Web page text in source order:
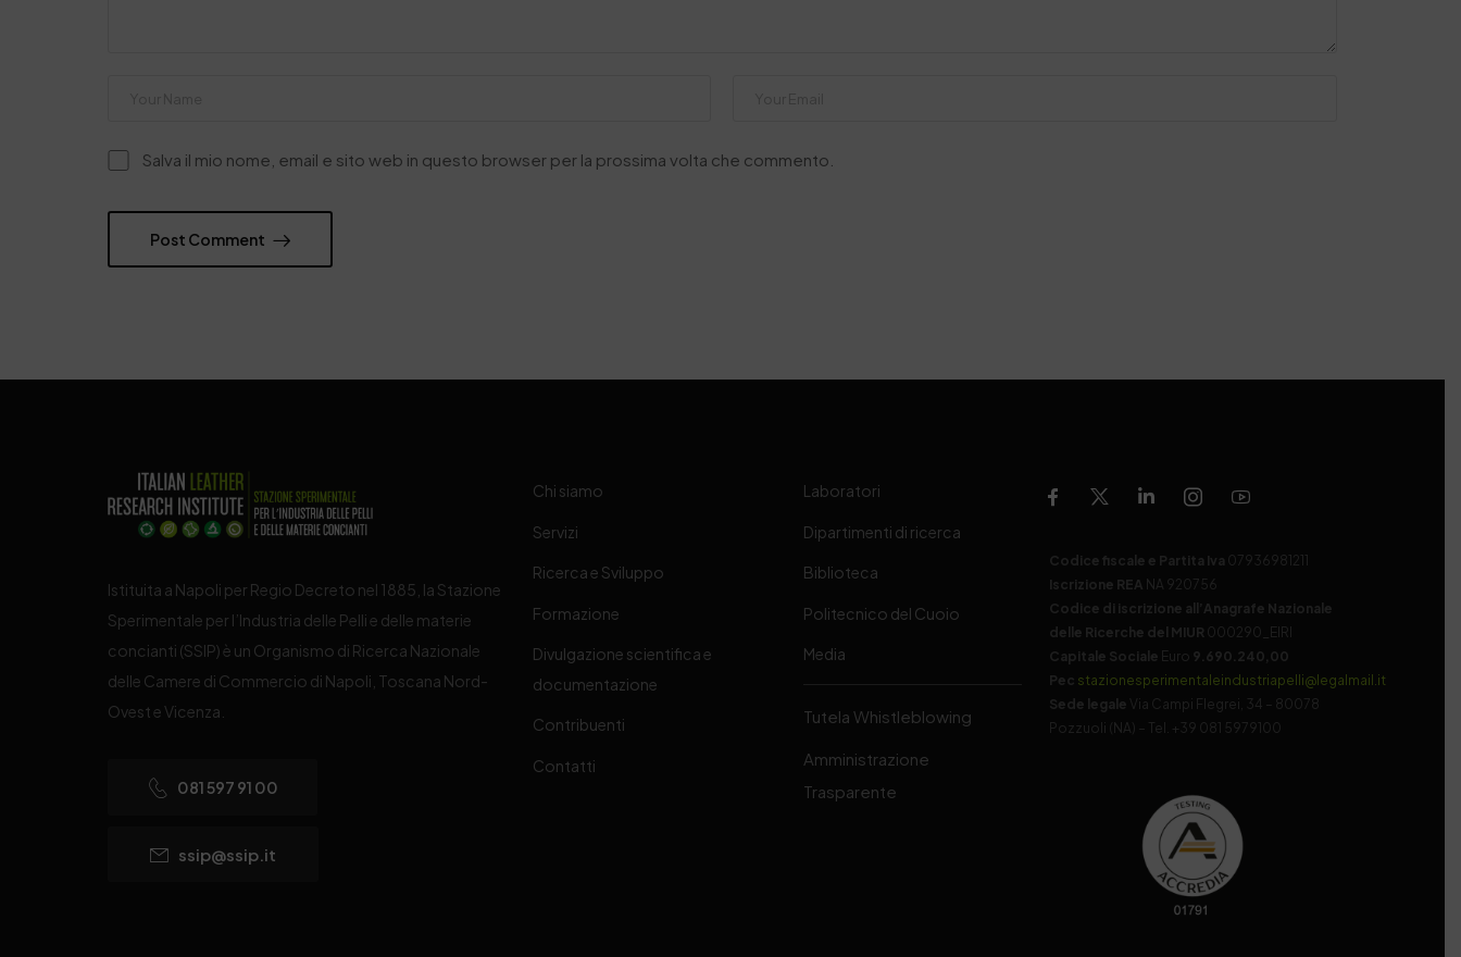
Salva il mio nome, email e sito web in questo browser per la prossima volta che commento.
Post Comment
Istituita a Napoli per Regio Decreto nel 1885, la Stazione
Sperimentale per l’Industria delle Pelli e delle materie
concianti (SSIP) è un Organismo di Ricerca Nazionale
delle Camere di Commercio di Napoli, Toscana Nord-
Ovest e Vicenza.
081 597 91 00
ssip@ssip.it
Chi siamo
Servizi
Ricerca e Sviluppo
Formazione
Divulgazione scientifica e
documentazione
Contribuenti
Contatti
Laboratori
Dipartimenti di ricerca
Biblioteca
Politecnico del Cuoio
Media
Tutela Whistleblowing
Amministrazione
Trasparente
Codice fiscale e Partita Iva 07936981211
Iscrizione REA NA 920756
Codice di iscrizione all’Anagrafe Nazionale
delle Ricerche del MIUR 000290_EIRI
Capitale Sociale Euro 9.690.240,00
Pec stazionesperimentaleindustriapelli@legalmail.it
Sede legale
Via Campi Flegrei, 34 – 80078
Pozzuoli (NA) – Tel. +39 081 5979100